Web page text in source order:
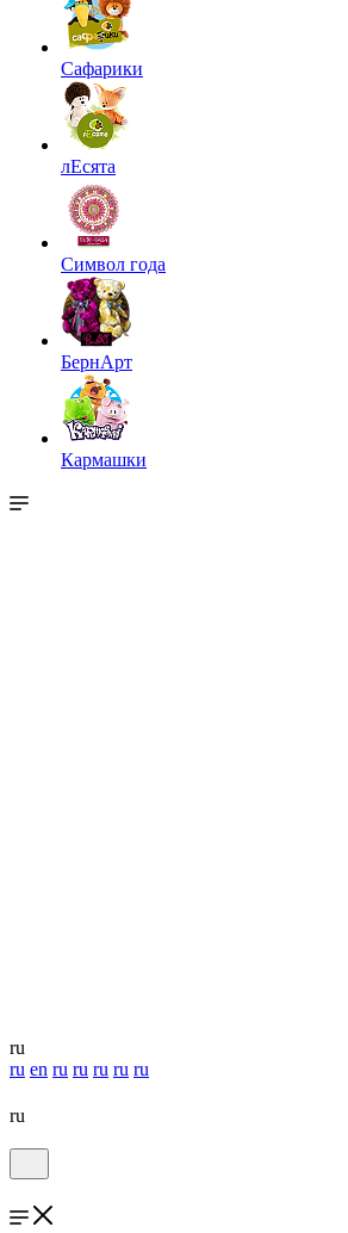
Сафарики
лЕсята
Символ года
БернАрт
Кармашки
ru
ru en ru ru ru ru ru
ru